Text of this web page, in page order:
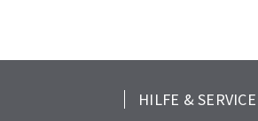
HILFE & SERVICE